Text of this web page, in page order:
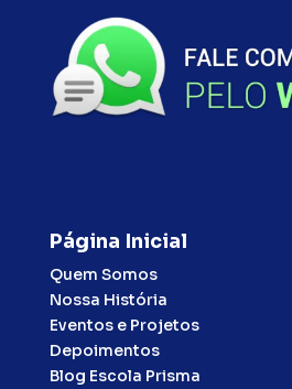
Página Inicial
Quem Somos
Nossa História
Eventos e Projetos
Depoimentos
Blog Escola Prisma